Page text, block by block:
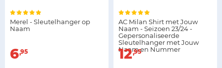
Merel - Sleutelhanger op
Naam
6 95
AC Milan Shirt met Jouw
Naam - Seizoen 23/24 -
Gepersonaliseerde
Sleutelhanger met Jouw
Naam en Nummer
12 95